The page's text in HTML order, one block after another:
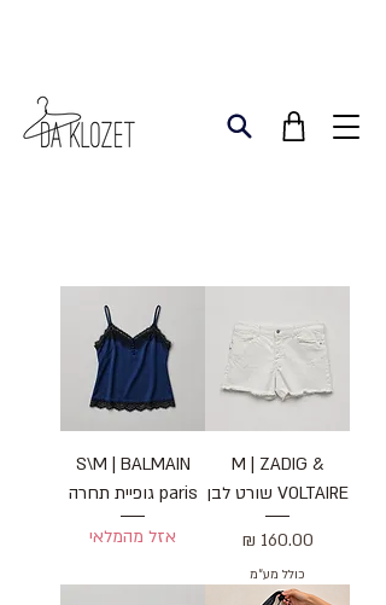
M | ZADIG &
VOLTAIRE שורט לבן
מחיר
כולל מע״מ
S\M | BALMAIN
paris גופיית תחרה
אזל מהמלאי